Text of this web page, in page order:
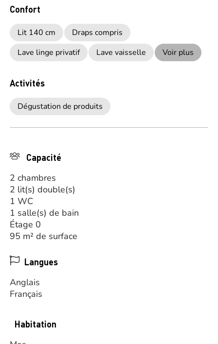
Confort
Lit 140 cm
Draps compris
Lave linge privatif
Lave vaisselle Voir plus
Activités
Dégustation de produits
Capacité
2 chambres
2 lit(s) double(s)
1 WC
1 salle(s) de bain
Étage 0
95 m² de surface
Langues
Anglais
Français
Habitation